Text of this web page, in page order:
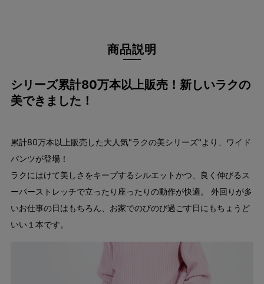
商品説明
シリーズ累計80万本以上販売！新しいラクの
美できました！
累計80万本以上販売した大人気"ラクの美シリーズ"より、ワイド
パンツが登場！
ラクにはけて美しさをキープするシルエットかつ、良く伸びるス
ーパーストレッチで立ったり座ったりの動作が快適。 外回りが多
いお仕事の日はもちろん、お家でのびのび過ごす日にもちょうど
いい１本です。